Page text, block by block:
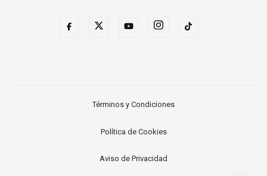
Términos y Condiciones
Política de Cookies
Aviso de Privacidad